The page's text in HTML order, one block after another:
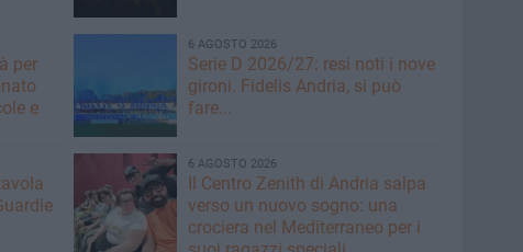
per
e
6 AGOSTO 2026
Serie D 2026/27: resi noti i nove
gironi. Fidelis Andria, si può
fare...
6 AGOSTO 2026
Il Centro Zenith di Andria salpa
verso un nuovo sogno: una
crociera nel Mediterraneo per i